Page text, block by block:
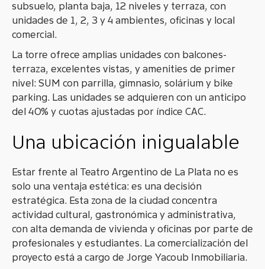
subsuelo, planta baja, 12 niveles y terraza, con
unidades de 1, 2, 3 y 4 ambientes, oficinas y local
comercial.
La torre ofrece amplias unidades con balcones-
terraza, excelentes vistas, y amenities de primer
nivel: SUM con parrilla, gimnasio, solárium y bike
parking. Las unidades se adquieren con un anticipo
del 40% y cuotas ajustadas por índice CAC.
Una ubicación inigualable
Estar frente al Teatro Argentino de La Plata no es
solo una ventaja estética: es una decisión
estratégica. Esta zona de la ciudad concentra
actividad cultural, gastronómica y administrativa,
con alta demanda de vivienda y oficinas por parte de
profesionales y estudiantes. La comercialización del
proyecto está a cargo de Jorge Yacoub Inmobiliaria.